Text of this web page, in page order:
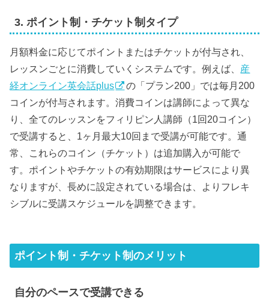
3. ポイント制・チケット制タイプ
月額料金に応じてポイントまたはチケットが付与され、
レッスンごとに消費していくシステムです。例えば、 産
経オンライン英会話plus
の「プラン200」では毎月200
コインが付与されます。消費コインは講師によって異な
り、全てのレッスンをフィリピン人講師（1回20コイン）
で受講すると、1ヶ月最大10回まで受講が可能です。通
常、これらのコイン（チケット）は追加購入が可能で
す。ポイントやチケットの有効期限はサービスにより異
なりますが、長めに設定されている場合は、よりフレキ
シブルに受講スケジュールを調整できます。
ポイント制・チケット制のメリット
自分のペースで受講できる